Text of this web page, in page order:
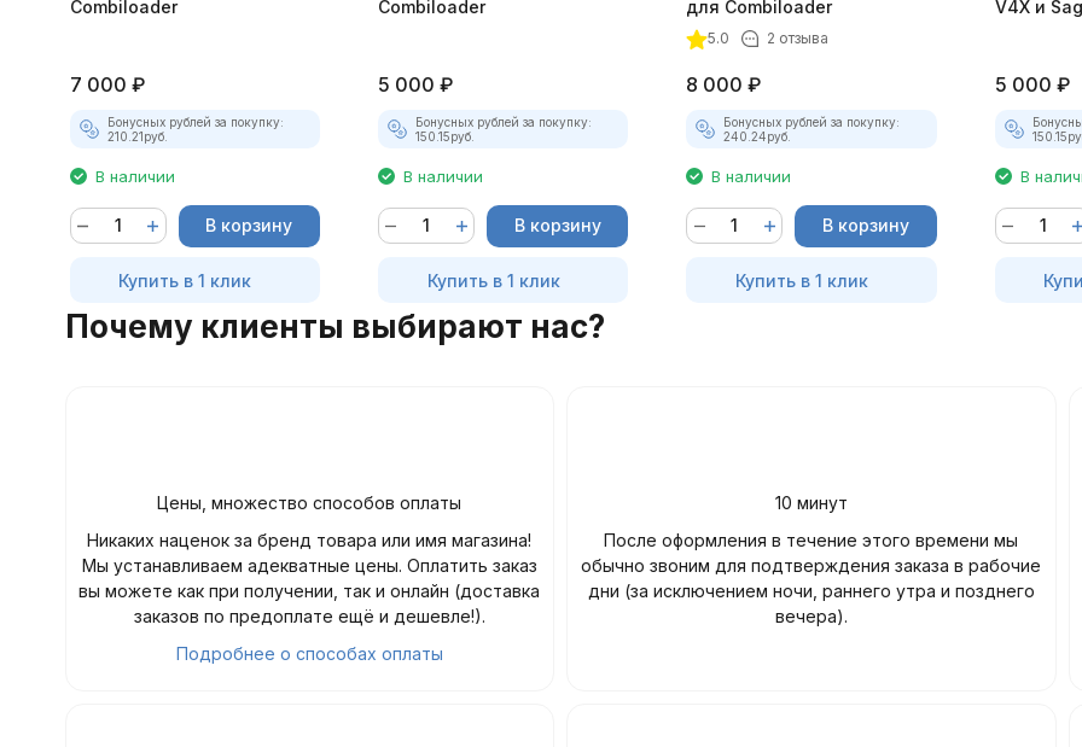
Combiloader
7 000 ₽
Бонусных рублей за покупку:
210.21руб.
В наличии
В корзину
Купить в 1 клик
Combiloader
5 000 ₽
Бонусных рублей за покупку:
150.15руб.
В наличии
В корзину
Купить в 1 клик
для Combiloader
5.0 2 отзыва
8 000 ₽
Бонусных рублей за покупку:
240.24руб.
В наличии
В корзину
Купить в 1 клик
V4X и
5 000 ₽
150.15
В
Почему клиенты выбирают нас?
Цены, множество способов оплаты
Никаких наценок за бренд товара или имя магазина!
Мы устанавливаем адекватные цены. Оплатить заказ
вы можете как при получении, так и онлайн (доставка
заказов по предоплате ещё и дешевле!).
Подробнее о способах оплаты
10 минут
После оформления в течение этого времени мы
обычно звоним для подтверждения заказа в рабочие
дни (за исключением ночи, раннего утра и позднего
вечера).